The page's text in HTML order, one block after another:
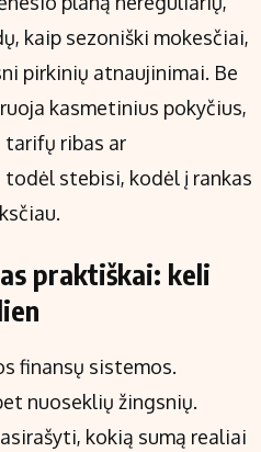
kaip sezoniški mokesčiai,
pirkinių atnaujinimai. Be
kasmetinius pokyčius,
tarifų ribas ar
stebisi, kodėl į rankas
praktiškai: keli
finansų sistemos.
nuoseklių žingsnių.
kokią sumą realiai